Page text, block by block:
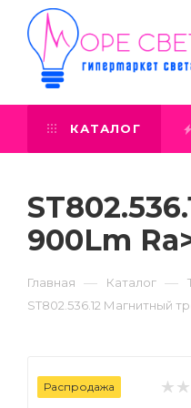
КАТАЛОГ
900Lm
Главная — Каталог —
ST802.536.12 Магнитный
Распродажа